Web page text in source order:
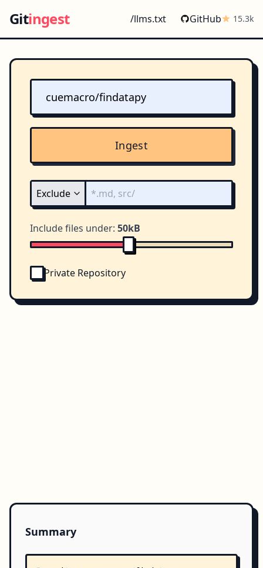
Gitingest /llms.txt GitHub 15.3k
Ingest
Include files under: 50kB
Private Repository
Summary